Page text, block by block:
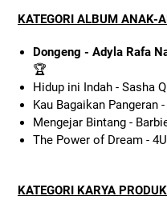
KATEGORI ALBUM ANAK-
Dongeng - Adyla Rafa
🏆
Hidup ini Indah - Sasha Q
Kau Bagaikan Pangeran
Mengejar Bintang -
The Power of Dream -
KATEGORI KARYA